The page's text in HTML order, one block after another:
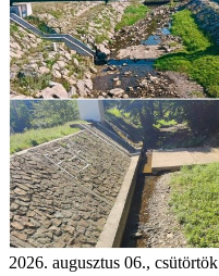
2026. augusztus 06., csütörtök